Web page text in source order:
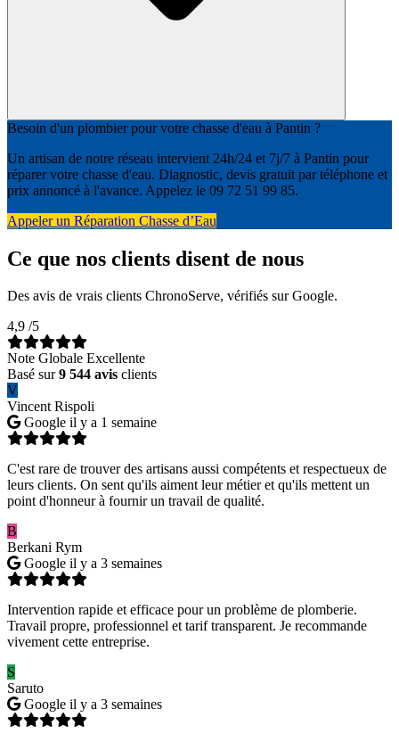
Besoin d'un plombier pour votre chasse d'eau à Pantin ?
Un artisan de notre réseau intervient 24h/24 et 7j/7 à Pantin pour
réparer votre chasse d'eau. Diagnostic, devis gratuit par téléphone et
prix annoncé à l'avance. Appelez le 09 72 51 99 85.
Appeler un Réparation Chasse d’Eau
Ce que nos clients disent de nous
Des avis de vrais clients ChronoServe, vérifiés sur Google.
4,9 /5
Note Globale Excellente
Basé sur9 544 avis clients
V
Vincent Rispoli
Google il y a 1 semaine
C'est rare de trouver des artisans aussi compétents et respectueux de
leurs clients. On sent qu'ils aiment leur métier et qu'ils mettent un
point d'honneur à fournir un travail de qualité.
B
Berkani Rym
Google il y a 3 semaines
Intervention rapide et efficace pour un problème de plomberie.
Travail propre, professionnel et tarif transparent. Je recommande
vivement cette entreprise.
S
Saruto
Google il y a 3 semaines